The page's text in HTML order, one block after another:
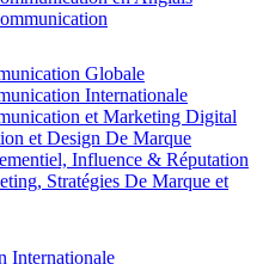
Globale
Internationale
et Marketing Digital
et Design De Marque
Influence & Réputation
Stratégies De Marque et
Internationale